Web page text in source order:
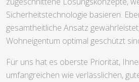
Sicherheitstechnologie basieren.
gesamtheitliche Ansatz
Wohneigentum optimal geschützt
Für uns hat es oberste Priorität,
umfangreichen wie verlässlichen,